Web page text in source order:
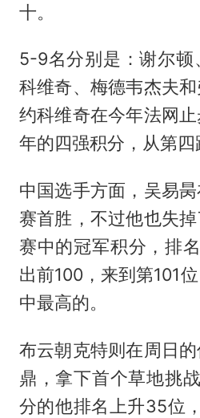
十。
5-9名分别是：谢尔顿
科维奇、梅德韦杰夫
约科维奇在今年法网
年的四强积分，从第四
中国选手方面，吴易
赛首胜，不过他也失
赛中的冠军积分，排
出前100，来到第101
中最高的。
布云朝克特则在周日
鼎，拿下首个草地挑
分的他排名上升35位